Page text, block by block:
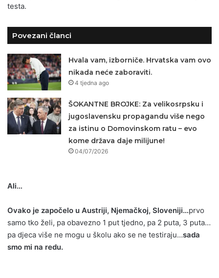
testa.
Povezani članci
Hvala vam, izborniče. Hrvatska vam ovo
nikada neće zaboraviti.
4 tjedna ago
ŠOKANTNE BROJKE: Za velikosrpsku i
jugoslavensku propagandu više nego
za istinu o Domovinskom ratu – evo
kome država daje milijune!
04/07/2026
Ali…
Ovako je započelo u Austriji, Njemačkoj, Sloveniji…prvo
samo tko želi, pa obavezno 1 put tjedno, pa 2 puta, 3 puta…
pa djeca više ne mogu u školu ako se ne testiraju…sada
smo mi na redu.